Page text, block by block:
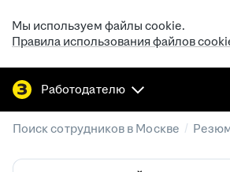
Мы используем файлы cookie.
Правила использования файлов
Работодателю
Поиск сотрудников в Москве /